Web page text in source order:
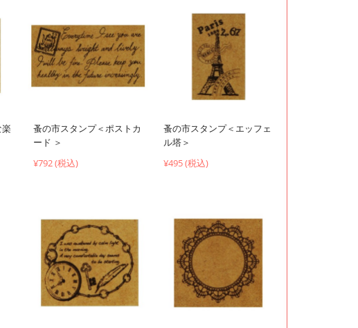
蚤の市スタンプ＜ポストカ
ード ＞
¥792 (税込)
蚤の市スタンプ＜エッフェ
ル塔＞
¥495 (税込)